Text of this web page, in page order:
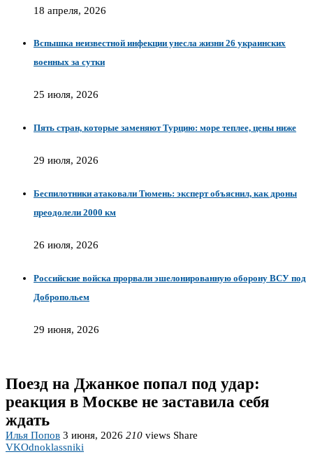
18 апреля, 2026
Вспышка неизвестной инфекции унесла жизни 26 украинских
военных за сутки
25 июля, 2026
Пять стран, которые заменяют Турцию: море теплее, цены ниже
29 июля, 2026
Беспилотники атаковали Тюмень: эксперт объяснил, как дроны
преодолели 2000 км
26 июля, 2026
Российские войска прорвали эшелонированную оборону ВСУ под
Добропольем
29 июня, 2026
Поезд на Джанкое попал под удар:
реакция в Москве не заставила себя
ждать
Илья Попов 3 июня, 2026 210 views Share
VKOdnoklassniki